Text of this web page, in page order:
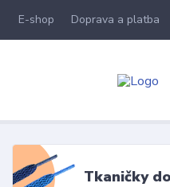
E-shop Doprava a platba
Tkaničky